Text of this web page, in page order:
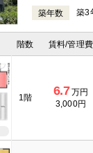
築年数 築3
階数 賃料/管理費
1階 6.7万円
3,000円